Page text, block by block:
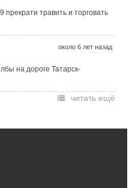
прекрати травить и торговать
около 6 лет назад
на дороге Татарск-
читать ещё